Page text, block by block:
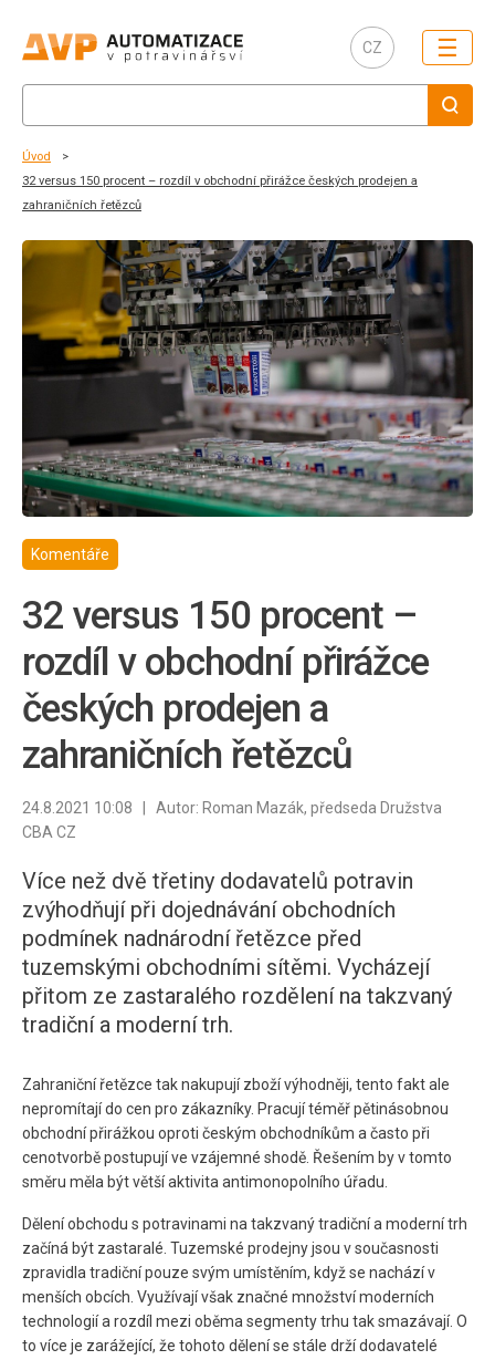
CZ ☰
Úvod
32 versus 150 procent – rozdíl v obchodní přirážce českých prodejen a
zahraničních řetězců
Komentáře
32 versus 150 procent –
rozdíl v obchodní přirážce
českých prodejen a
zahraničních řetězců
24.8.2021 10:08 | Autor: Roman Mazák, předseda Družstva
CBA CZ
Více než dvě třetiny dodavatelů potravin
zvýhodňují při dojednávání obchodních
podmínek nadnárodní řetězce před
tuzemskými obchodními sítěmi. Vycházejí
přitom ze zastaralého rozdělení na takzvaný
tradiční a moderní trh.
Zahraniční řetězce tak nakupují zboží výhodněji, tento fakt ale
nepromítají do cen pro zákazníky. Pracují téměř pětinásobnou
obchodní přirážkou oproti českým obchodníkům a často při
cenotvorbě postupují ve vzájemné shodě. Řešením by v tomto
směru měla být větší aktivita antimonopolního úřadu.
Dělení obchodu s potravinami na takzvaný tradiční a moderní trh
začíná být zastaralé. Tuzemské prodejny jsou v současnosti
zpravidla tradiční pouze svým umístěním, když se nachází v
menších obcích. Využívají však značné množství moderních
technologií a rozdíl mezi oběma segmenty trhu tak smazávají. O
to více je zarážející, že tohoto dělení se stále drží dodavatelé